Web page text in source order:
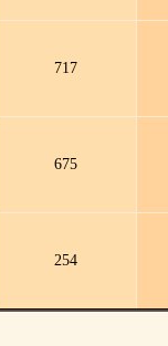
717
675
254